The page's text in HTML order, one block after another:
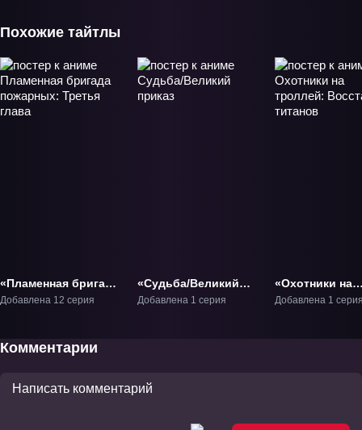
Похожие тайтлы
«Пламенная бригада
пожарных: Третья
Добавлена 12 серия
«Судьба/Великий
приказ» Фильм-1
Добавлена 1 серия
«Охотники на
троллей:
Добавлена 1
Комментарии